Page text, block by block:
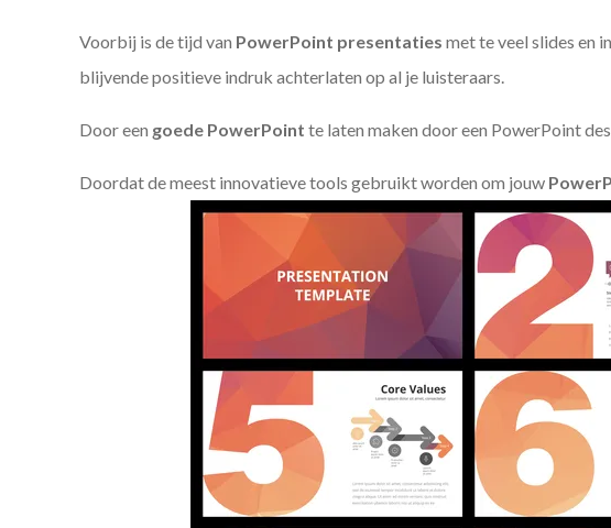
Voorbij is de tijd van PowerPoint presentaties met te veel slides en
blijvende positieve indruk achterlaten op al je luisteraars.
Door een goede PowerPoint te laten maken door een PowerPoint
Doordat de meest innovatieve tools gebruikt worden om jouw